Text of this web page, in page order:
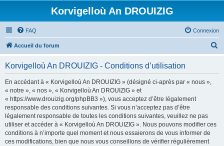
Korvigelloù An DROUIZIG
FAQ Connexion
Accueil du forum
Korvigelloù An DROUIZIG - Conditions d’utilisation
En accédant à « Korvigelloù An DROUIZIG » (désigné ci-après par « nous »,
« notre », « nos », « Korvigelloù An DROUIZIG » et
« https://www.drouizig.org/phpBB3 »), vous acceptez d’être légalement
responsable des conditions suivantes. Si vous n’acceptez pas d’être
légalement responsable de toutes les conditions suivantes, veuillez ne pas
utiliser et accéder à « Korvigelloù An DROUIZIG ». Nous pouvons modifier ces
conditions à n’importe quel moment et nous essaierons de vous informer de
ces modifications, bien que nous vous conseillons de vérifier régulièrement